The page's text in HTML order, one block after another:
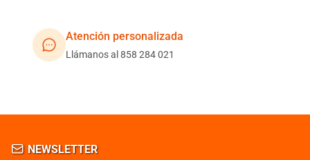
Atención personalizada
Llámanos al 858 284 021
NEWSLETTER